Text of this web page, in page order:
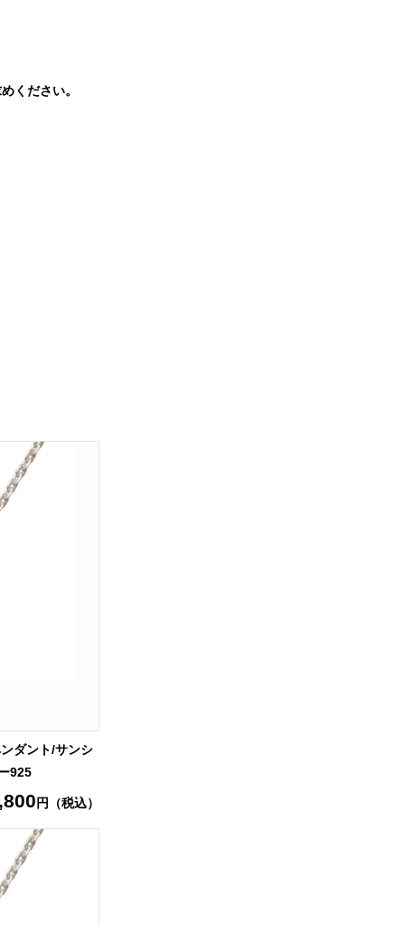
ください。
ダント/サンシ
925
円（税込）